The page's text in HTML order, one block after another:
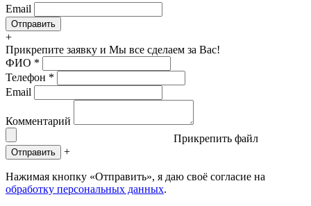
Email
+
Прикрепите заявку и Мы все сделаем за Вас!
ФИО *
Телефон *
Email
Комментарий
Прикрепить файл
Отправить +
Нажимая кнопку «Отправить», я даю своё согласие на
обработку персональных данных.